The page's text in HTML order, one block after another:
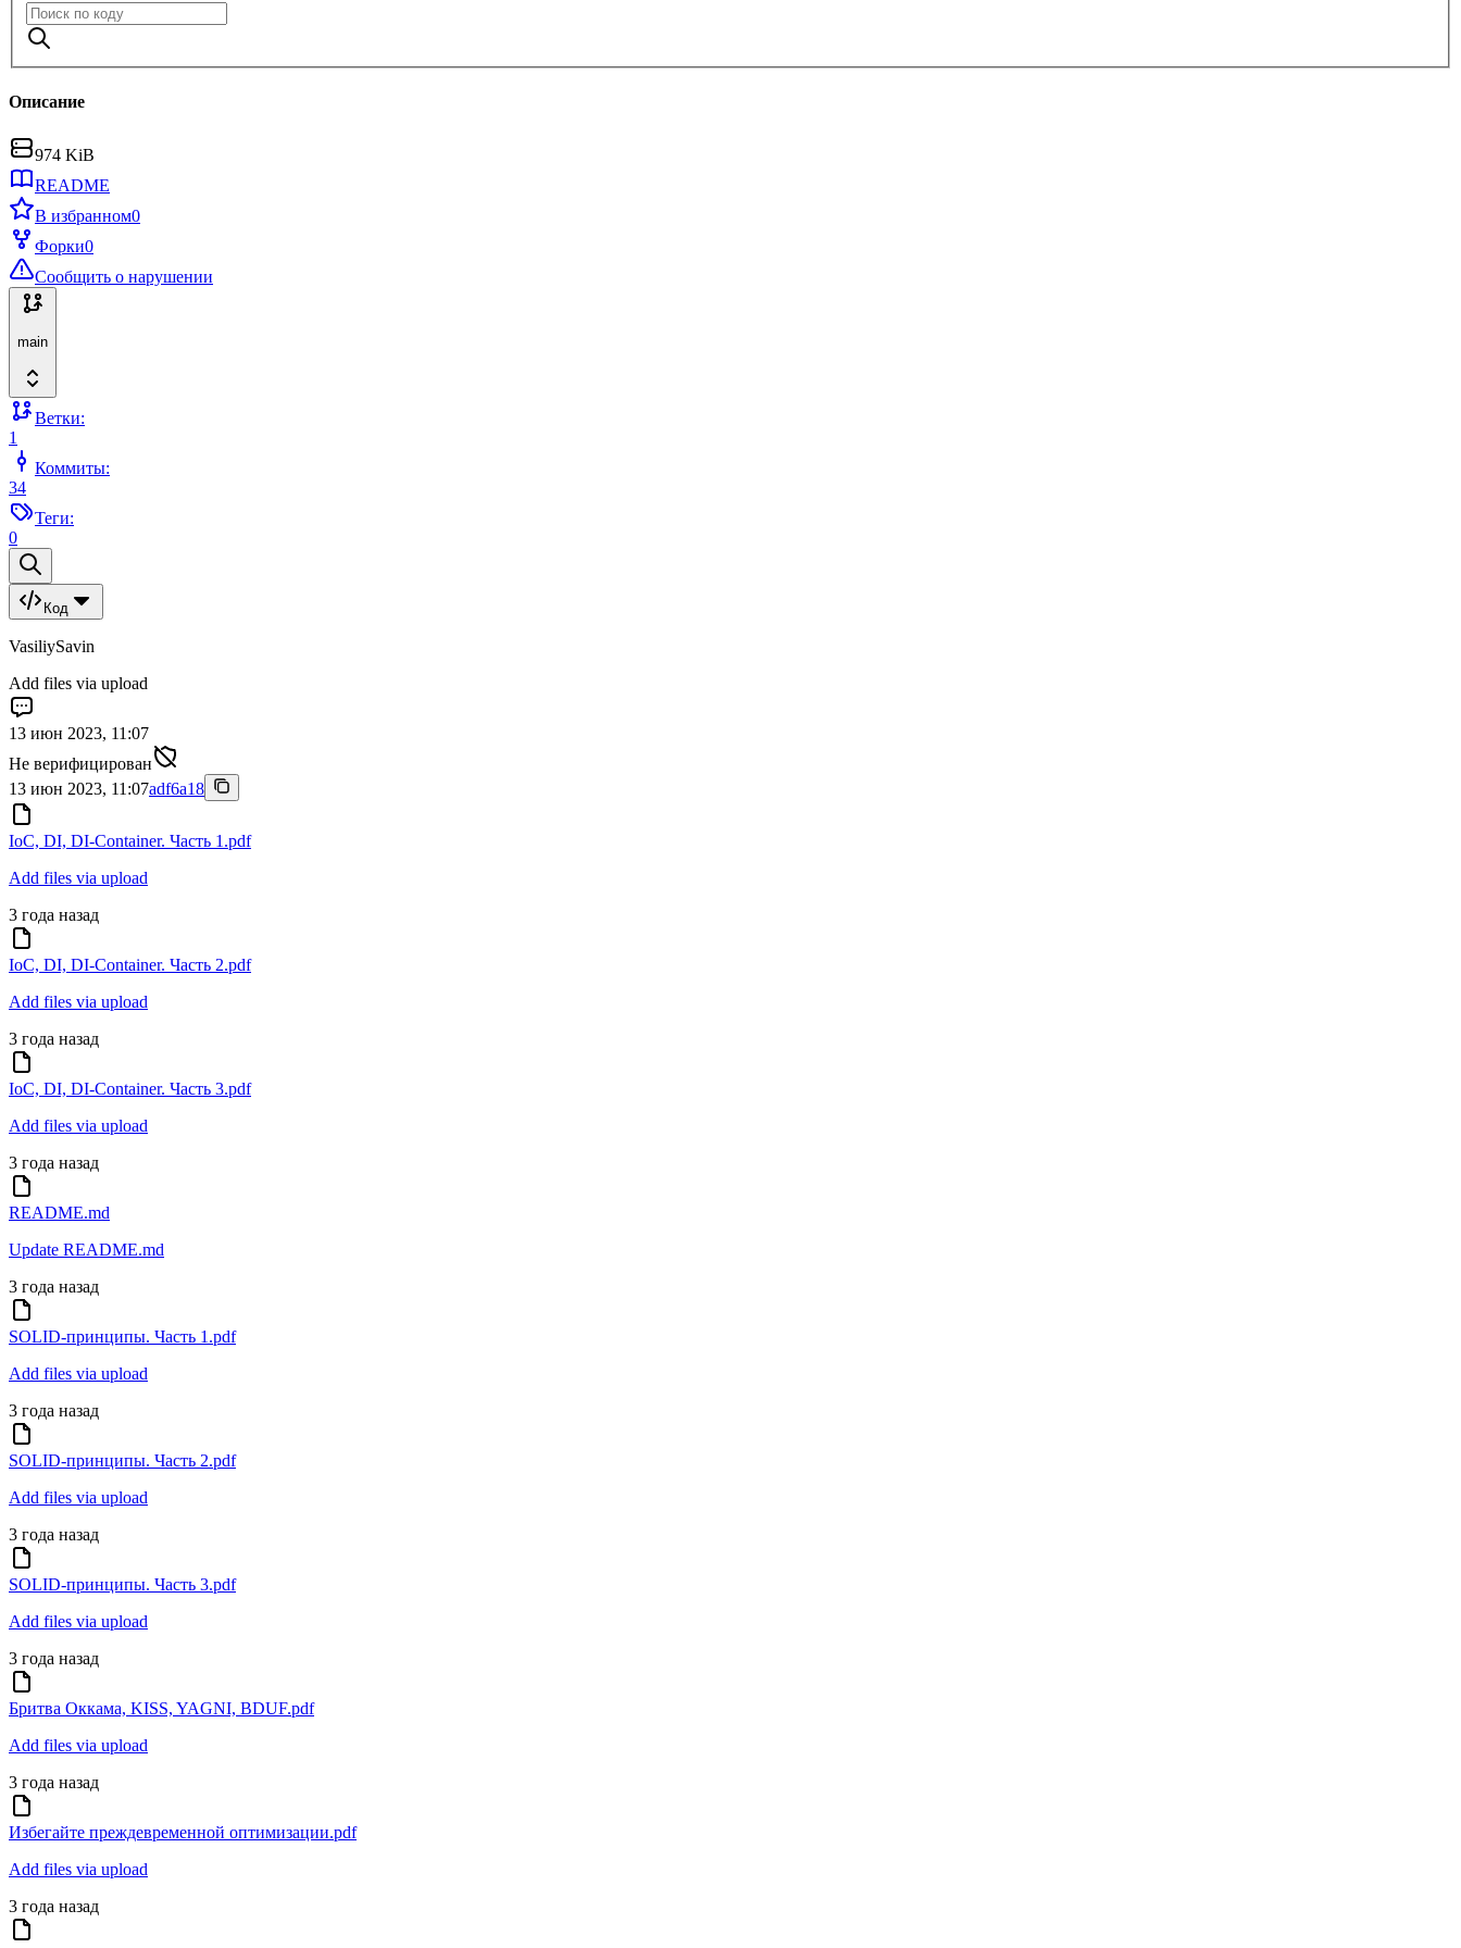
Описание
974 KiB
README
В избранном0
Форки0
Сообщить о нарушении
main
Ветки:
1
Коммиты:
34
Теги:
0
Код
VasiliySavin
Add files via upload
13 июн 2023, 11:07
Не верифицирован
13 июн 2023, 11:07adf6a18
IoC, DI, DI-Container. Часть 1.pdf
Add files via upload
3 года назад
IoC, DI, DI-Container. Часть 2.pdf
Add files via upload
3 года назад
IoC, DI, DI-Container. Часть 3.pdf
Add files via upload
3 года назад
README.md
Update README.md
3 года назад
SOLID-принципы. Часть 1.pdf
Add files via upload
3 года назад
SOLID-принципы. Часть 2.pdf
Add files via upload
3 года назад
SOLID-принципы. Часть 3.pdf
Add files via upload
3 года назад
Бритва Оккама, KISS, YAGNI, BDUF.pdf
Add files via upload
3 года назад
Избегайте преждевременной оптимизации.pdf
Add files via upload
3 года назад